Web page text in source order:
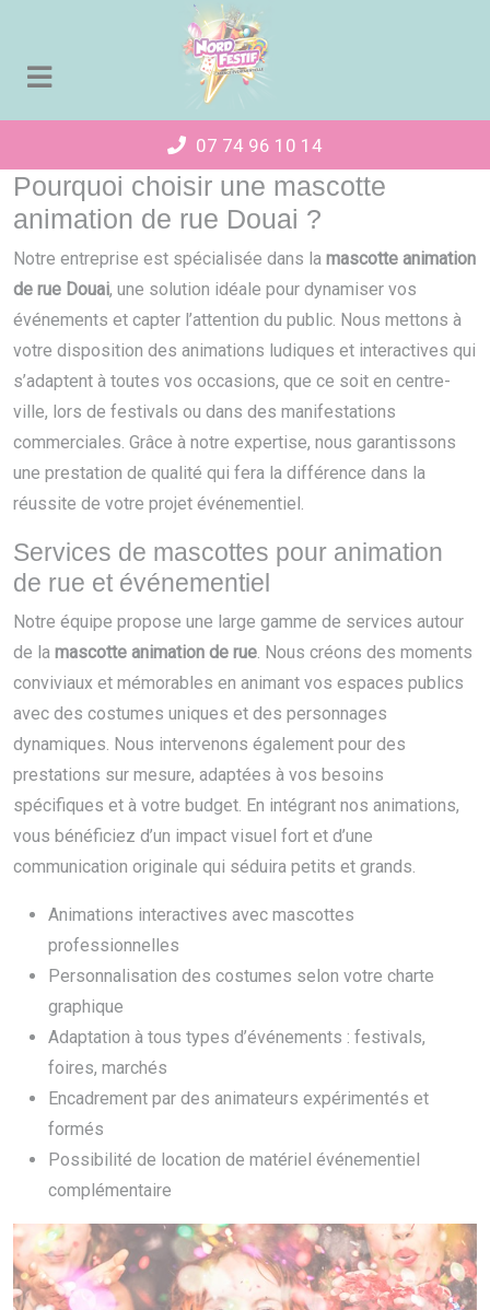
07 74 96 10 14
Pourquoi choisir une mascotte
animation de rue Douai ?
Notre entreprise est spécialisée dans la mascotte animation
de rue Douai, une solution idéale pour dynamiser vos
événements et capter l’attention du public. Nous mettons à
votre disposition des animations ludiques et interactives qui
s’adaptent à toutes vos occasions, que ce soit en centre-
ville, lors de festivals ou dans des manifestations
commerciales. Grâce à notre expertise, nous garantissons
une prestation de qualité qui fera la différence dans la
réussite de votre projet événementiel.
Services de mascottes pour animation
de rue et événementiel
Notre équipe propose une large gamme de services autour
de la mascotte animation de rue. Nous créons des moments
conviviaux et mémorables en animant vos espaces publics
avec des costumes uniques et des personnages
dynamiques. Nous intervenons également pour des
prestations sur mesure, adaptées à vos besoins
spécifiques et à votre budget. En intégrant nos animations,
vous bénéficiez d’un impact visuel fort et d’une
communication originale qui séduira petits et grands.
Animations interactives avec mascottes
professionnelles
Personnalisation des costumes selon votre charte
graphique
Adaptation à tous types d’événements : festivals,
foires, marchés
Encadrement par des animateurs expérimentés et
formés
Possibilité de location de matériel événementiel
complémentaire
Panneau de gestion des cookies